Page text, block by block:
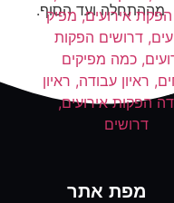
מההתחלה ועד הסוף.
מפת אתר